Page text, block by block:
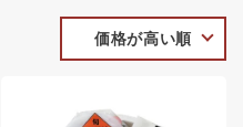
価格が高い順